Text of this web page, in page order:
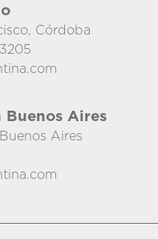
Córdoba
Aires
Aires